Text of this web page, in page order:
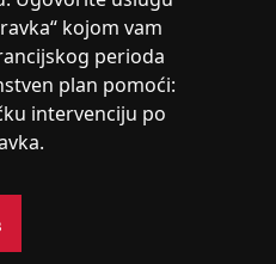
kojom vam
perioda
plan pomoći:
intervenciju po